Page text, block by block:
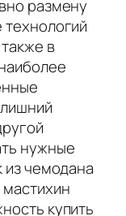
размену
в
нужные
из чемодана
купить